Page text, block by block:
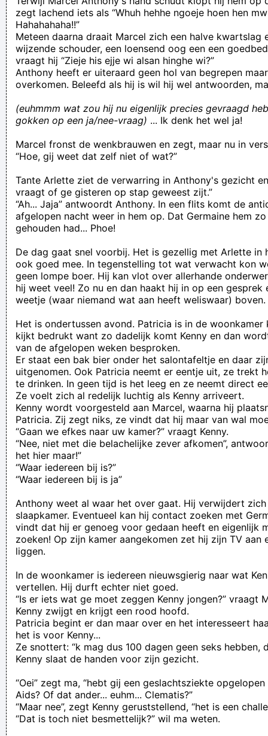
zegt lachend iets als “Whuh hehhe ngoeje hoen hen
Hahahahaha!!”
Meteen daarna draait Marcel zich een halve kwartslag
wijzende schouder, een loensend oog een een
vraagt hij “Zieje his ejje wi alsan hinghe wi?”
Anthony heeft er uiteraard geen hol van begrepen
overkomen. Beleefd als hij is wil hij wel antwoorden,
(euhmmm wat zou hij nu eigenlijk precies gevraagd
gokken op een ja/nee-vraag) ... Ik denk het wel ja!
Marcel fronst de wenkbrauwen en zegt, maar nu in
“Hoe, gij weet dat zelf niet of wat?”
Tante Arlette ziet de verwarring in Anthony's gezicht
vraagt of ge gisteren op stap geweest zijt.”
“Ah... Jaja” antwoordt Anthony. In een flits komt de
afgelopen nacht weer in hem op. Dat Germaine hem
gehouden had... Phoe!
De dag gaat snel voorbij. Het is gezellig met Arlette in
ook goed mee. In tegenstelling tot wat verwacht kon
geen lompe boer. Hij kan vlot over allerhande
hij weet veel! Zo nu en dan haakt hij in op een gesprek
weetje (waar niemand wat aan heeft weliswaar) boven.
Het is ondertussen avond. Patricia is in de woonkamer
kijkt bedrukt want zo dadelijk komt Kenny en dan
van de afgelopen weken besproken.
Er staat een bak bier onder het salontafeltje en daar
uitgenomen. Ook Patricia neemt er eentje uit, ze trekt
te drinken. In geen tijd is het leeg en ze neemt direct
Ze voelt zich al redelijk luchtig als Kenny arriveert.
Kenny wordt voorgesteld aan Marcel, waarna hij
Patricia. Zij zegt niks, ze vindt dat hij maar van wal
“Gaan we efkes naar uw kamer?” vraagt Kenny.
“Nee, niet met die belachelijke zever afkomen”,
het hier maar!”
“Waar iedereen bij is?”
“Waar iedereen bij is ja”
Anthony weet al waar het over gaat. Hij verwijdert
slaapkamer. Eventueel kan hij contact zoeken met
vindt dat hij er genoeg voor gedaan heeft en eigenlijk
zoeken! Op zijn kamer aangekomen zet hij zijn TV aan
liggen.
In de woonkamer is iedereen nieuwsgierig naar wat
vertellen. Hij durft echter niet goed.
“Is er iets wat ge moet zeggen Kenny jongen?” vraagt
Kenny zwijgt en krijgt een rood hoofd.
Patricia begint er dan maar over en het interesseert
het is voor Kenny...
Ze snottert: “k mag dus 100 dagen geen seks hebben,
Kenny slaat de handen voor zijn gezicht.
“Oei” zegt ma, “hebt gij een geslachtsziekte opgelopen
Aids? Of dat ander... euhm... Clematis?”
“Maar nee”, zegt Kenny geruststellend, “het is een
“Dat is toch niet besmettelijk?” wil ma weten.